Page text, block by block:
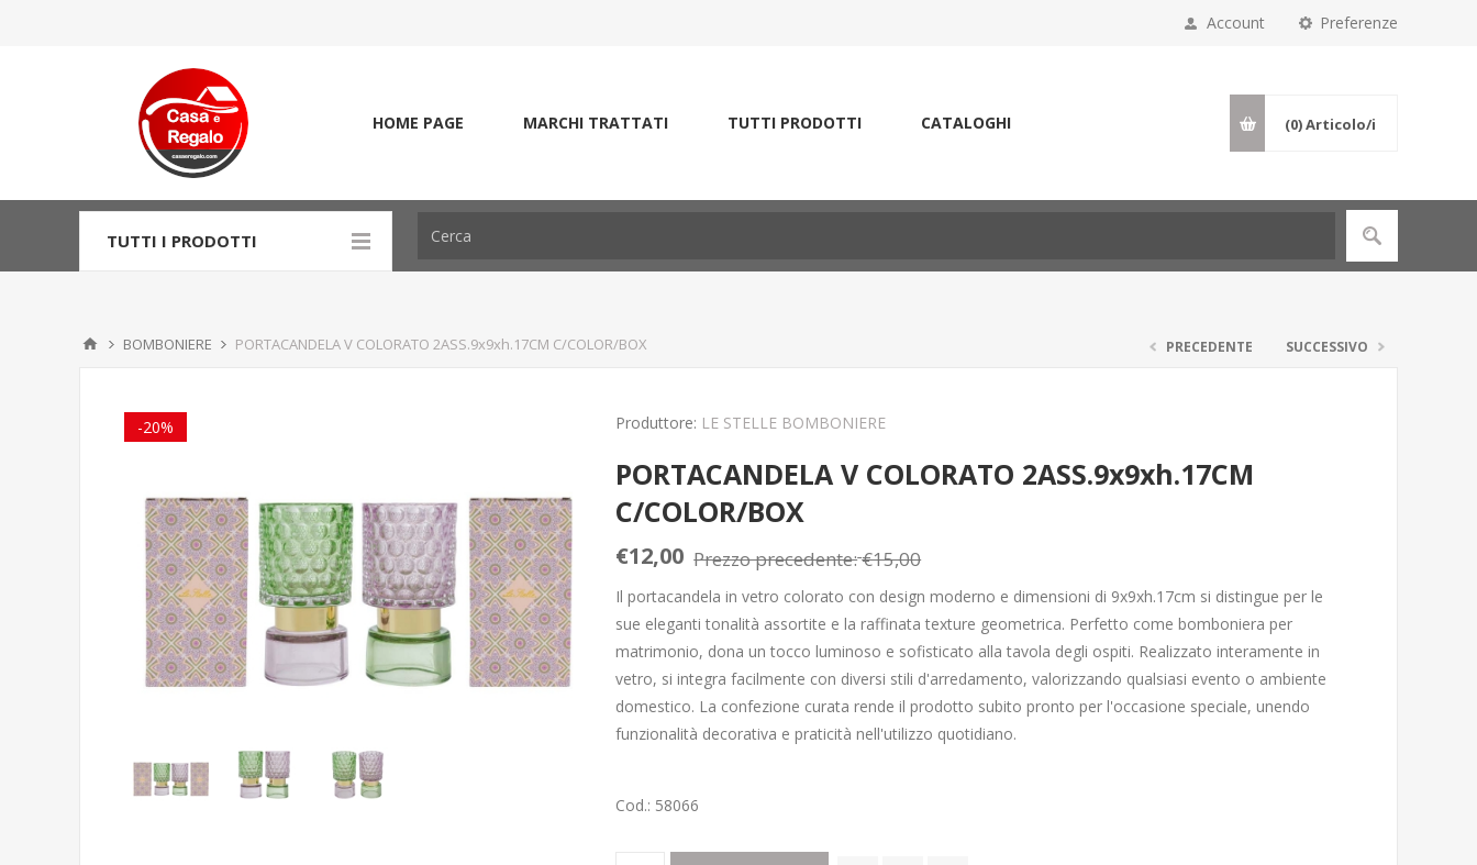
Preferenze
Account
HOME PAGE MARCHI TRATTATI TUTTI PRODOTTI CATALOGHI (0)Articolo/i
TUTTI I PRODOTTI
BOMBONIERE PORTACANDELA V COLORATO 2ASS.9x9xh.17CM C/COLOR/BOX PRECEDENTE SUCCESSIVO
-20% Produttore: LE STELLE BOMBONIERE
PORTACANDELA V COLORATO 2ASS.9x9xh.17CM
C/COLOR/BOX
€12,00 Prezzo precedente:€15,00
Il portacandela in vetro colorato con design moderno e dimensioni di 9x9xh.17cm si distingue per le
sue eleganti tonalità assortite e la raffinata texture geometrica. Perfetto come bomboniera per
matrimonio, dona un tocco luminoso e sofisticato alla tavola degli ospiti. Realizzato interamente in
vetro, si integra facilmente con diversi stili d'arredamento, valorizzando qualsiasi evento o ambiente
domestico. La confezione curata rende il prodotto subito pronto per l'occasione speciale, unendo
funzionalità decorativa e praticità nell'utilizzo quotidiano.
Cod.: 58066